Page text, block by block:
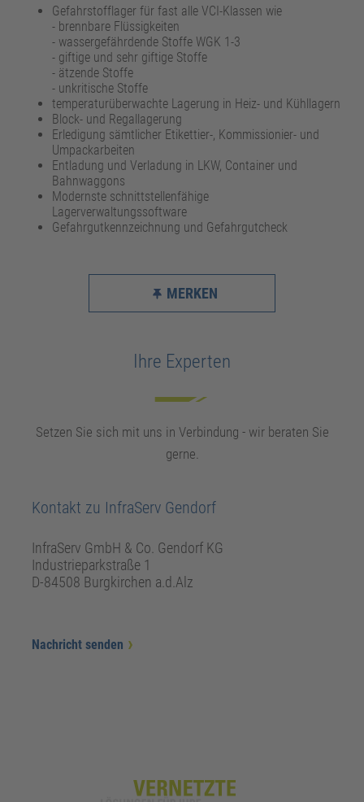
Gefahrstofflager für fast alle VCI-Klassen wie
- brennbare Flüssigkeiten
- wassergefährdende Stoffe WGK 1-3
- giftige und sehr giftige Stoffe
- ätzende Stoffe
- unkritische Stoffe
temperaturüberwachte Lagerung in Heiz- und Kühllagern
Block- und Regallagerung
Erledigung sämtlicher Etikettier-, Kommissionier- und
Umpackarbeiten
Entladung und Verladung in LKW, Container und
Bahnwaggons
Modernste schnittstellenfähige
Lagerverwaltungssoftware
Gefahrgutkennzeichnung und Gefahrgutcheck
MERKEN
Ihre Experten
Setzen Sie sich mit uns in Verbindung - wir beraten Sie
gerne.
Kontakt zu InfraServ Gendorf
InfraServ GmbH & Co. Gendorf KG
Industrieparkstraße 1
D-84508 Burgkirchen a.d.Alz
Nachricht senden